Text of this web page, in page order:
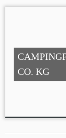
CO. KG